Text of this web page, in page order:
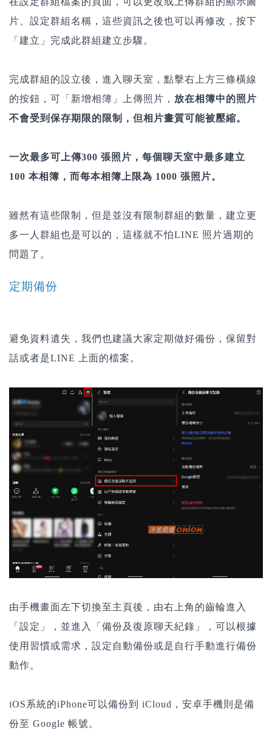
片、設定群組名稱，這些資訊之後也可以再修改，按下
「建立」完成此群組建立步驟。
完成群組的設立後，進入聊天室，點擊右上方三條橫線
的按鈕，可「新增相簿」上傳照片， 放在相簿中的照片
不會受到保存期限的限制，但相片畫質可能被壓縮。
一次最多可上傳300 張照片，每個聊天室中最多建立
100 本相簿，而每本相簿上限為 1000 張照片。
雖然有這些限制，但是並沒有限制群組的數量，建立更
多一人群組也是可以的，這樣就不怕LINE 照片過期的
問題了。
定期備份
避免資料遺失，我們也建議大家定期做好備份，保留對
話或者是LINE 上面的檔案。
由手機畫面左下切換至主頁後，由右上角的齒輪進入
「設定」，並進入「備份及復原聊天紀錄」，可以根據
使用習慣或需求，設定自動備份或是自行手動進行備份
動作。
iOS系統的iPhone可以備份到 iCloud，安卓手機則是備
份至 Google 帳號。